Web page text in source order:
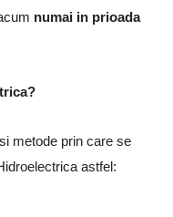
numai in prioada
metode prin care se
astfel: